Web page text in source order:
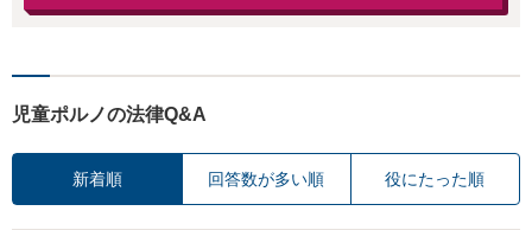
児童ポルノの法律Q&A
新着順 回答数が多い順 役にたった順